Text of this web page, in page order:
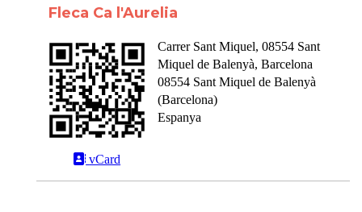
Fleca Ca l'Aurelia
vCard
Carrer Sant Miquel, 08554 Sant
Miquel de Balenyà, Barcelona
08554 Sant Miquel de Balenyà
(Barcelona)
Espanya